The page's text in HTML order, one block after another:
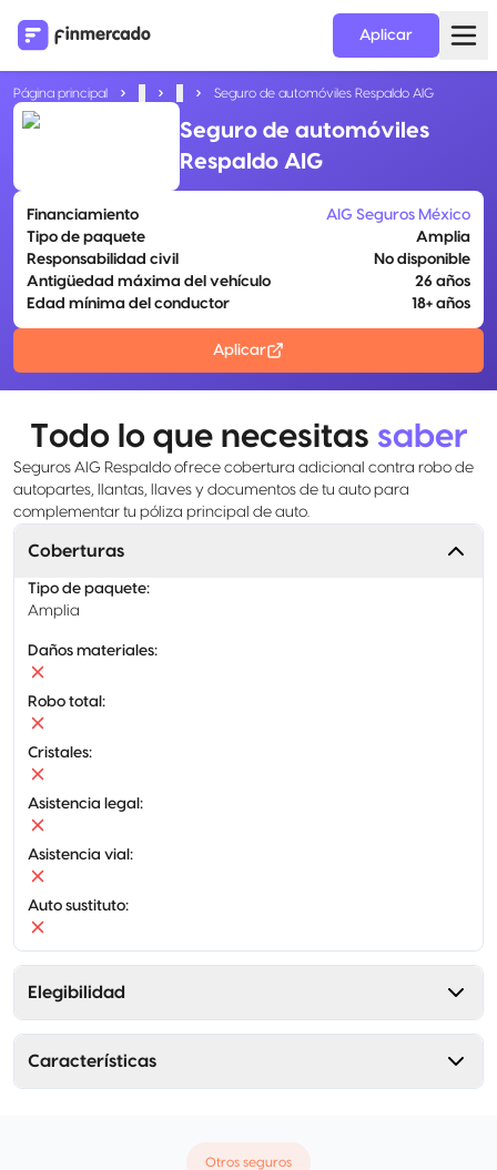
Aplicar
Página principal Seguro de automóviles Respaldo AIG
Seguro de automóviles
Respaldo AIG
Financiamiento
AIG Seguros México
Tipo de paquete
Amplia
Responsabilidad civil
No disponible
Antigüedad máxima del vehículo
26 años
Edad mínima del conductor
18+ años
Aplicar
Todo lo que necesitas saber
Seguros AIG Respaldo ofrece cobertura adicional contra robo de
autopartes, llantas, llaves y documentos de tu auto para
complementar tu póliza principal de auto.
Coberturas
Tipo de paquete:
Amplia
Daños materiales:
Robo total :
Cristales:
Asistencia legal :
Asistencia vial :
Auto sustituto:
Elegibilidad
Características
Otros seguros